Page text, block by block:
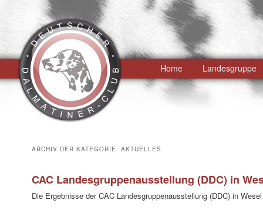
Zum
primären
Zum
sekundären
Home Landesgruppe
ARCHIV DER KATEGORIE:AKTUELLES
CAC Landesgruppenausstellung (DDC) in
Die Ergebnisse der CAC Landesgruppenausstellung (DDC) in